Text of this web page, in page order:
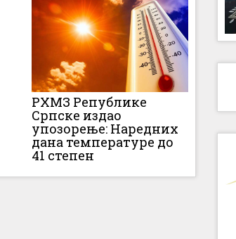
РХМЗ Републике
Српске издао
упозорење: Наредних
дана температуре до
41 степен